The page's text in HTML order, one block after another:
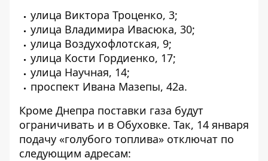
улица Виктора Троценко, 3;
улица Владимира Ивасюка, 30;
улица Воздухофлотская, 9;
улица Кости Гордиенко, 17;
улица Научная, 14;
проспект Ивана Мазепы, 42а.
Кроме Днепра поставки газа будут
ограничивать и в Обуховке. Так, 14 января
подачу «голубого топлива» отключат по
следующим адресам: